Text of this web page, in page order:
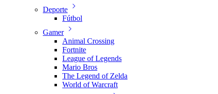
Deporte
Fútbol
Gamer
Animal Crossing
Fortnite
League of Legends
Mario Bros
The Legend of Zelda
World of Warcraft